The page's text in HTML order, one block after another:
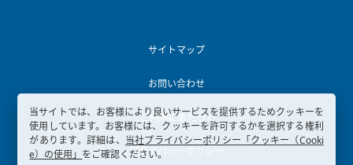
サイトマップ
お問い合わせ
ご利用にあたって
プライバシーポリシー
当サイトでは、お客様により良いサービスを提供するためクッキーを
使用しています。お客様には、クッキーを許可するかを選択する権利
があります。詳細は、 当社プライバシーポリシー「クッキー（Cooki
e）の使用」 をご確認ください。